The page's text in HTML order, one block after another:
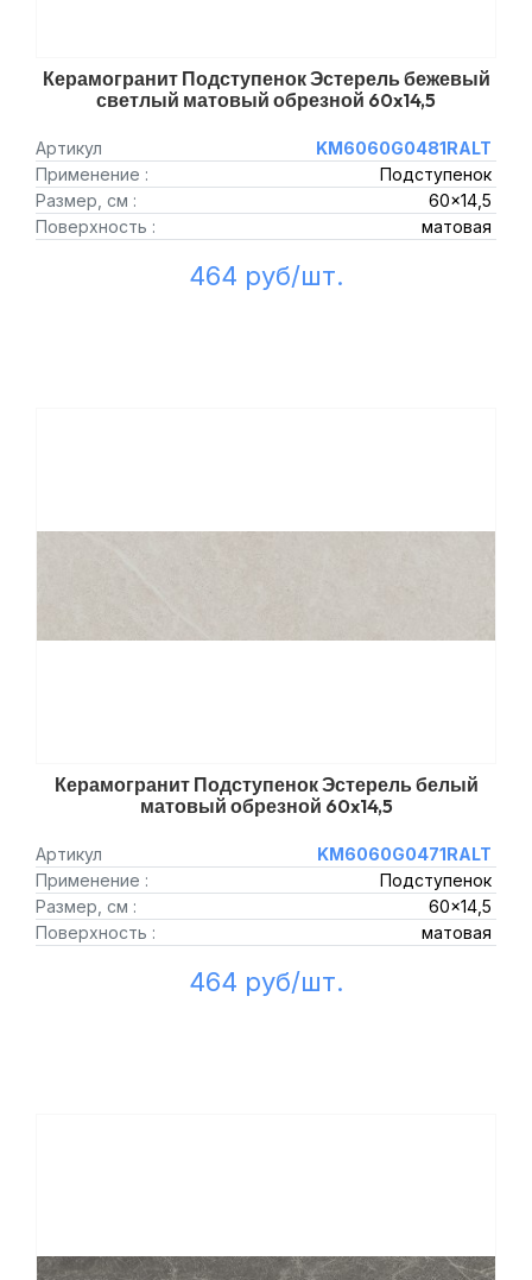
Керамогранит Подступенок Эстерель бежевый
светлый матовый обрезной 60x14,5
Артикул
KM6060G0481RALT
Применение :
Подступенок
Размер, см :
60x14,5
Поверхность :
матовая
464 руб/шт.
Керамогранит Подступенок Эстерель белый
матовый обрезной 60x14,5
Артикул
KM6060G0471RALT
Применение :
Подступенок
Размер, см :
60x14,5
Поверхность :
матовая
464 руб/шт.